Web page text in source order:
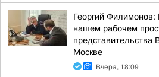
Георгий
нашем рабочем
представительства
Москве
Вчера, 18:09